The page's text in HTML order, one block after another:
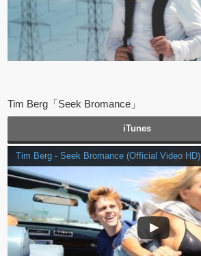
Tim Berg「Seek Bromance」
iTunes
Tim Berg - Seek Bromance (Official Video HD)